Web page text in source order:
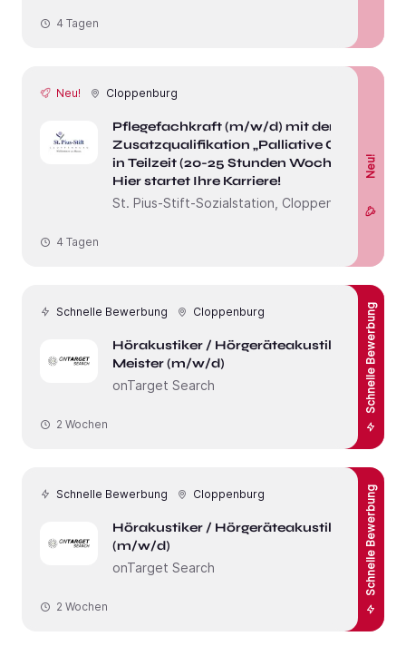
4 Tagen
Neu! Cloppenburg
Pflegefachkraft (m/w/d) mit der
Zusatzqualifikation „Palliative Care“
in Teilzeit (20-25 Stunden Woche)-
Hier startet Ihre Karriere!
St. Pius-Stift-Sozialstation, Cloppenburg
Neu!
4 Tagen
Schnelle Bewerbung Cloppenburg
Hörakustiker / Hörgeräteakustiker -
Meister (m/w/d)
onTarget Search
Schnelle Bewerbung
2 Wochen
Schnelle Bewerbung Cloppenburg
Hörakustiker / Hörgeräteakustiker
(m/w/d)
onTarget Search
Schnelle Bewerbung
2 Wochen